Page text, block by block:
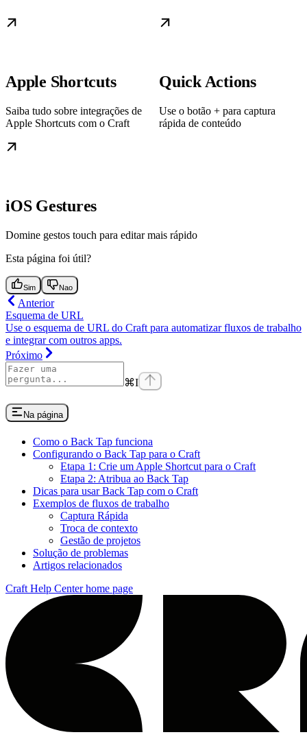
Apple Shortcuts
Saiba tudo sobre integrações de
Apple Shortcuts com o Craft
Quick Actions
Use o botão + para captura
rápida de conteúdo
iOS Gestures
Domine gestos touch para editar mais rápido
Esta página foi útil?
Sim Nao
Anterior
Esquema de URL
Use o esquema de URL do Craft para automatizar fluxos de trabalho
e integrar com outros apps.
Próximo
⌘I
Na página
Como o Back Tap funciona
Configurando o Back Tap para o Craft
Etapa 1: Crie um Apple Shortcut para o Craft
Etapa 2: Atribua ao Back Tap
Dicas para usar Back Tap com o Craft
Exemplos de fluxos de trabalho
Captura Rápida
Troca de contexto
Gestão de projetos
Solução de problemas
Artigos relacionados
Craft Help Centerhome page